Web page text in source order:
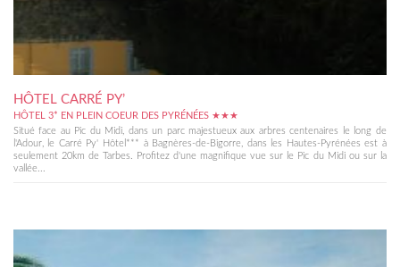
HÔTEL CARRÉ PY’
HÔTEL 3* EN PLEIN COEUR DES PYRÉNÉES ★★★
Situé face au Pic du Midi, dans un parc majestueux aux arbres centenaires le long de
l'Adour, le Carré Py' Hôtel*** à Bagnères-de-Bigorre, dans les Hautes-Pyrénées est à
seulement 20km de Tarbes. Profitez d'une magnifique vue sur le Pic du Midi ou sur la
vallée...